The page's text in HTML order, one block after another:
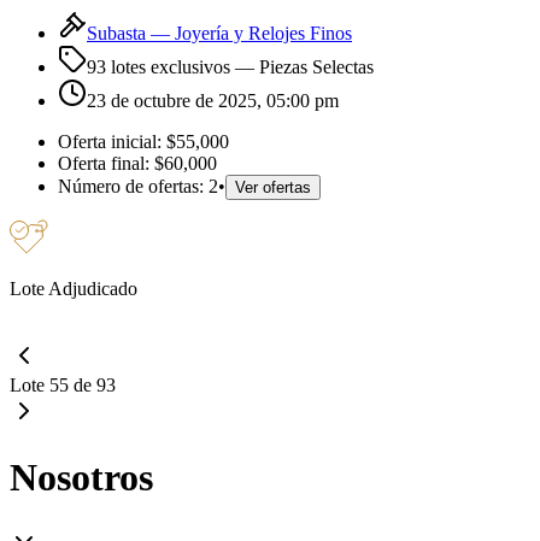
Subasta — Joyería y Relojes Finos
93 lotes exclusivos — Piezas Selectas
23 de octubre de 2025, 05:00 pm
Oferta inicial: $55,000
Oferta final: $60,000
Número de ofertas: 2• Ver ofertas
Lote Adjudicado
Lote 55 de 93
Nosotros